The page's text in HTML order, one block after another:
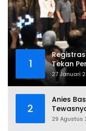
1
Tekan
27 Januari
2
Anies
Demo
29 Agustus